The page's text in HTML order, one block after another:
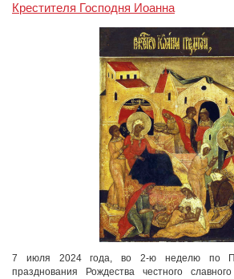
Крестителя Господня Иоанна
7 июля 2024 года, во 2-ю неделю по
празднования Рождества честного